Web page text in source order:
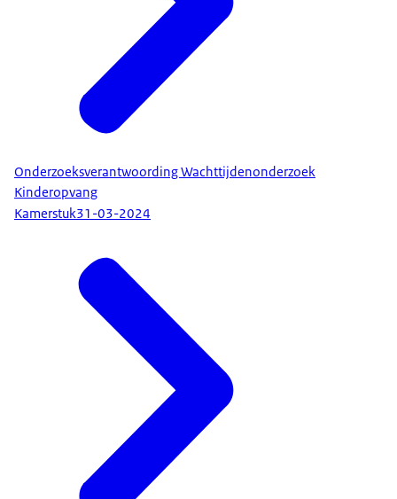
Onderzoeksverantwoording Wachttijdenonderzoek
Kinderopvang
Kamerstuk31-03-2024